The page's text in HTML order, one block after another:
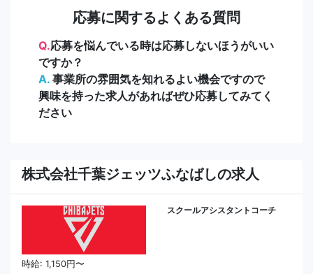
応募に関するよくある質問
Q.応募を悩んでいる時は応募しないほうがいい
ですか？
A. 事業所の雰囲気を知れるよい機会ですので
興味を持った求人があればぜひ応募してみてく
ださい
株式会社千葉ジェッツふなばしの求人
スクールアシスタントコーチ
時給: 1,150円〜